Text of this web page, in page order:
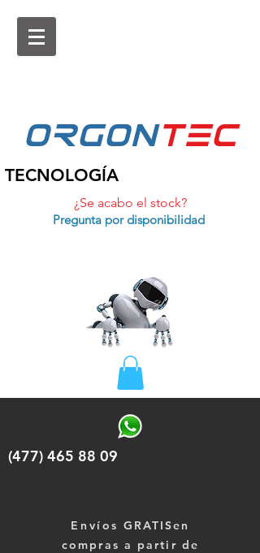
ORGONtEc
TECNOLOGÍA
¿Se acabo el stock?
Pregunta por disponibilidad
(477) 465 88 09
Envíos GRATISen
compras a partir de